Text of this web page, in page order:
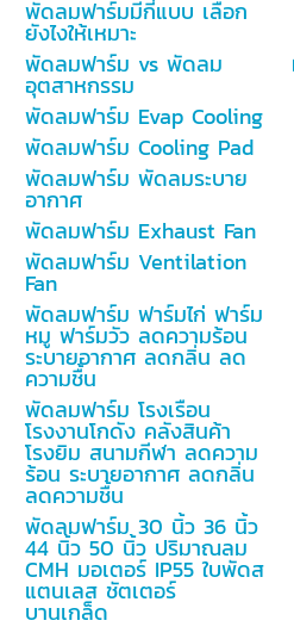
พัดลมฟาร์มมีกี่แบบ เลือก
ยังไงให้เหมาะ
พัดลมฟาร์ม vs พัดลม
อุตสาหกรรม
พัดลมฟาร์ม Evap Cooling
พัดลมฟาร์ม Cooling Pad
พัดลมฟาร์ม พัดลมระบาย
อากาศ
พัดลมฟาร์ม Exhaust Fan
พัดลมฟาร์ม Ventilation
Fan
พัดลมฟาร์ม ฟาร์มไก่ ฟาร์ม
หมู ฟาร์มวัว ลดความร้อน
ระบายอากาศ ลดกลิ่น ลด
ความชื้น
พัดลมฟาร์ม โรงเรือน
โรงงานโกดัง คลังสินค้า
โรงยิม สนามกีฬา ลดความ
ร้อน ระบายอากาศ ลดกลิ่น
ลดความชื้น
พัดลมฟาร์ม 30 นิ้ว 36 นิ้ว
44 นิ้ว 50 นิ้ว ปริมาณลม
CMH มอเตอร์ IP55 ใบพัดส
แตนเลส ชัตเตอร์
บานเกล็ด